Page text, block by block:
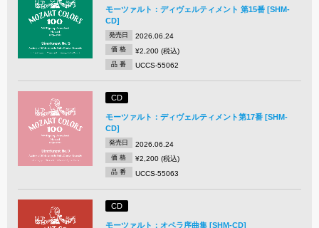
モーツァルト：ディヴェルティメント 第15番 [SHM-
CD]
発売日 2026.06.24
価 格 ¥2,200 (税込)
品 番 UCCS-55062
CD
モーツァルト：ディヴェルティメント第17番 [SHM-
CD]
発売日 2026.06.24
価 格 ¥2,200 (税込)
品 番 UCCS-55063
CD
モーツァルト：オペラ序曲集 [SHM-CD]